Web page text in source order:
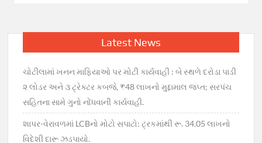
Latest News
ચોટીલામાં ખનન માફિયાઓ પર મોટી કાર્યવાહી : બે સ્થળે દરોડા પાડી
૨ લોડર અને ૩ ટ્રેક્ટર કબજે, ₹48 લાખનો મુદ્દામાલ જપ્ત; સરપંચ
સહિતના સામે ગુનો નોંધવાની કાર્યવાહી.
શાપર-વેરાવળમાં LCBનો મોટો સપાટો: ટ્રકમાંથી રૂ. 34.05 લાખનો
વિદેશી દારૂ ઝડપાયો.